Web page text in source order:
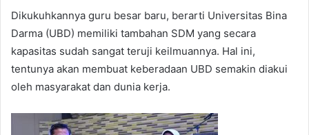
Dikukuhkannya guru besar baru, berarti Universitas Bina
Darma (UBD) memiliki tambahan SDM yang secara
kapasitas sudah sangat teruji keilmuannya. Hal ini,
tentunya akan membuat keberadaan UBD semakin diakui
oleh masyarakat dan dunia kerja.